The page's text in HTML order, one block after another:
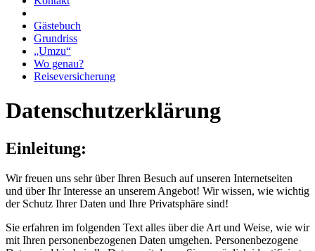
Gästebuch
Grundriss
„Umzu“
Wo genau?
Reiseversicherung
Datenschutzerklärung
Einleitung:
Wir freuen uns sehr über Ihren Besuch auf unseren Internetseiten
und über Ihr Interesse an unserem Angebot! Wir wissen, wie wichtig
der Schutz Ihrer Daten und Ihre Privatsphäre sind!
Sie erfahren im folgenden Text alles über die Art und Weise, wie wir
mit Ihren personenbezogenen Daten umgehen. Personenbezogene